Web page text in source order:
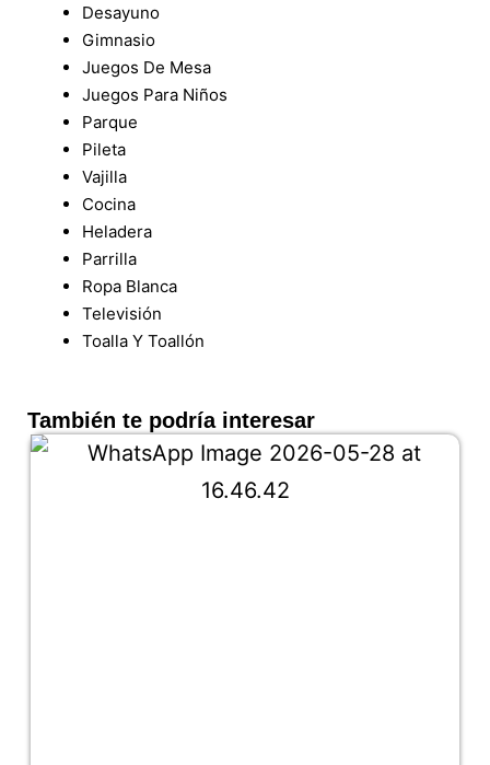
Desayuno
Gimnasio
Juegos De Mesa
Juegos Para Niños
Parque
Pileta
Vajilla
Cocina
Heladera
Parrilla
Ropa Blanca
Televisión
Toalla Y Toallón
También te podría interesar